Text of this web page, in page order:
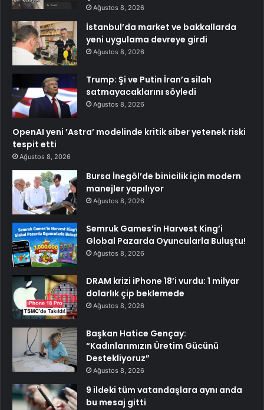
Ağustos 8, 2026
İstanbul’da market ve bakkallarda
yeni uygulama devreye girdi
Ağustos 8, 2026
Trump: Şi ve Putin İran’a silah
satmayacaklarını söyledi
Ağustos 8, 2026
OpenAI yeni ’Astra’ modelinde kritik siber yetenek riski
tespit etti
Ağustos 8, 2026
Bursa İnegöl’de binicilik için modern
manejler yapılıyor
Ağustos 8, 2026
Semruk Games’in Harvest King’i
Global Pazarda Oyuncularla Buluştu!
Ağustos 8, 2026
DRAM krizi iPhone 18’i vurdu: 1 milyar
dolarlık çip beklemede
Ağustos 8, 2026
Başkan Hatice Gençay:
“Kadınlarımızın Üretim Gücünü
Destekliyoruz”
Ağustos 8, 2026
9 ildeki tüm vatandaşlara aynı anda
bu mesaj gitti